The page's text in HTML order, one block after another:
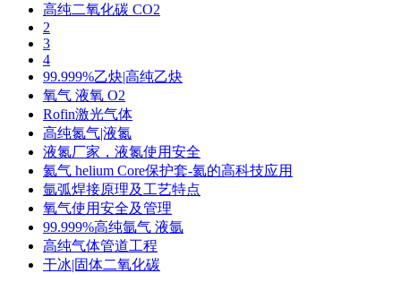
高纯二氧化碳 CO2
2
3
4
99.999%乙炔|高纯乙炔
氧气 液氧 O2
Rofin激光气体
高纯氮气|液氮
液氮厂家，液氮使用安全
氦气 helium Core保护套-氦的高科技应用
氩弧焊接原理及工艺特点
氧气使用安全及管理
99.999%高纯氩气 液氩
高纯气体管道工程
干冰|固体二氧化碳